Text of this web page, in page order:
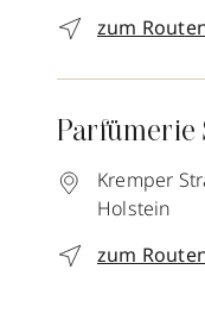
zum
Parfümerie
Kremper
Holstein
zum